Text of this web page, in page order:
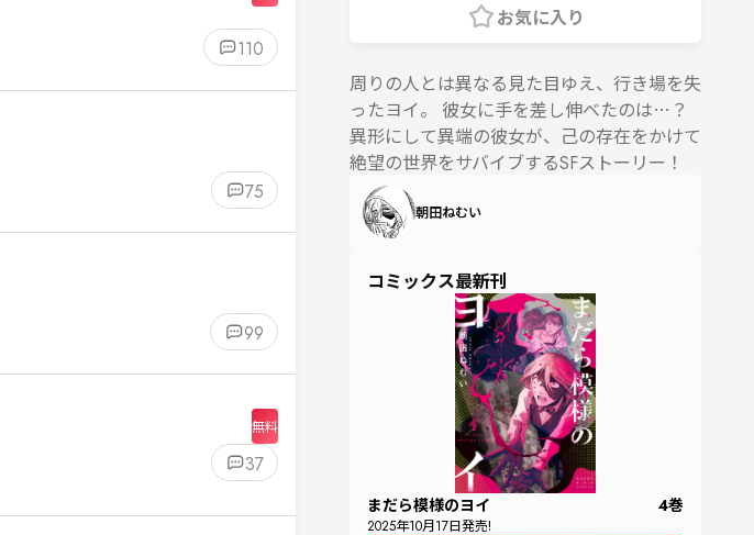
110
75
99
無料
37
お気に入り
周りの人とは異なる見た目ゆえ、行き場を失
ったヨイ。 彼女に手を差し伸べたのは…？
異形にして異端の彼女が、己の存在をかけて
絶望の世界をサバイブするSFストーリー！
朝田ねむい
コミックス最新刊
まだら模様のヨイ 4巻
2025年10月17日発売!